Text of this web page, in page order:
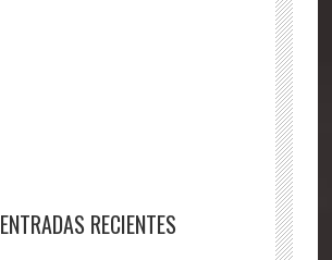
ENTRADAS RECIENTES